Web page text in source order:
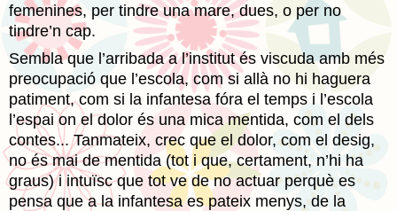
femenines, per tindre una mare, dues, o per no
tindre’n cap.
Sembla que l’arribada a l’institut és viscuda amb més
preocupació que l’escola, com si allà no hi haguera
patiment, com si la infantesa fóra el temps i l’escola
l’espai on el dolor és una mica mentida, com el dels
contes... Tanmateix, crec que el dolor, com el desig,
no és mai de mentida (tot i que, certament, n’hi ha
graus) i intuïsc que tot ve de no actuar perquè es
pensa que a la infantesa es pateix menys, de la